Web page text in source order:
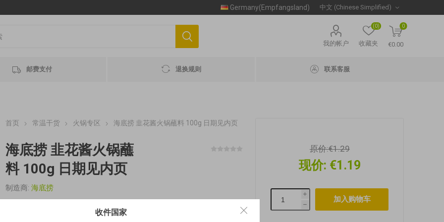
Germany(Empfangsland)
我的帐户 收藏夹
(0) 0
€0.00
邮费支付 退换规则 联系客服
首页 常温干货 火锅专区 海底捞 韭花酱火锅蘸料 100g 日期见内页
海底捞 韭花酱火锅蘸
料 100g 日期见内页
制造商: 海底捞
€1,08 / 100 g MHD 最佳赏味期 2026-10-09
原价:€1.29
现价: €1.19
i
h
收件国家